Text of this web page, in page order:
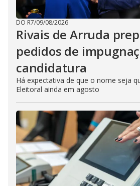
DO R7/09/08/2026
Rivais de Arruda
pedidos de
candidatura
Há expectativa de que o nome seja
Eleitoral ainda em agosto